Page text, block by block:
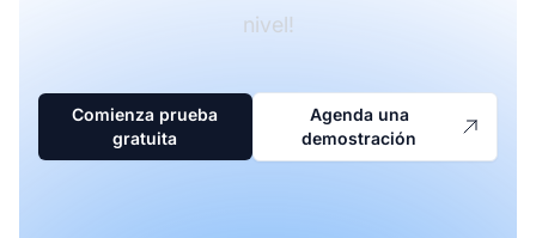
nivel!
Comienza prueba
gratuita
Agenda una
demostración